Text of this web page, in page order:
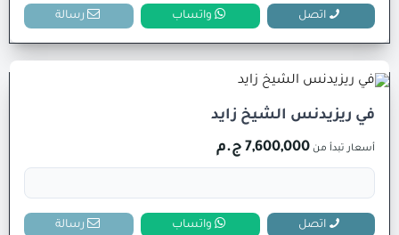
اتصل واتساب رسالة
في ريزيدنس الشيخ زايد
أسعار تبدأ من 7,600,000 ج.م
اتصل واتساب رسالة